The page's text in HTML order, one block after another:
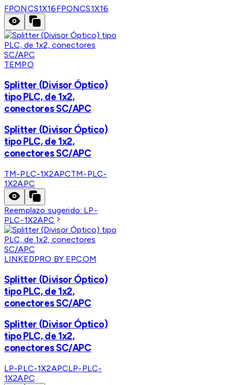
FPONCS1X16FPONCS1X16
TEMPO
Splitter (Divisor Óptico)
tipo PLC, de 1x2,
conectores SC/APC
Splitter (Divisor Óptico)
tipo PLC, de 1x2,
conectores SC/APC
TM-PLC-1X2APCTM-PLC-
1X2APC
Reemplazo sugerido: LP-
PLC-1X2APC
LINKEDPRO BY EPCOM
Splitter (Divisor Óptico)
tipo PLC, de 1x2,
conectores SC/APC
Splitter (Divisor Óptico)
tipo PLC, de 1x2,
conectores SC/APC
LP-PLC-1X2APCLP-PLC-
1X2APC